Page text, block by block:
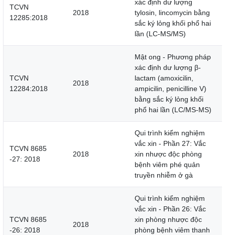
TCVN
12285:2018
2018
xác định dư lượng
tylosin, lincomycin bằng
sắc ký lỏng khối phổ hai
lần (LC-MS/MS)
TCVN
12284:2018
2018
Mật ong - Phương pháp
xác định dư lượng β-
lactam (amoxicilin,
ampicilin, penicilline V)
bằng sắc ký lỏng khối
phổ hai lần (LC/MS-MS)
TCVN 8685
-27: 2018
2018
Qui trình kiểm nghiệm
vắc xin - Phần 27: Vắc
xin nhược độc phòng
bệnh viêm phé quản
truyền nhiễm ở gà
TCVN 8685
-26: 2018
2018
Qui trình kiểm nghiệm
vắc xin - Phần 26: Vắc
xin phòng nhược độc
phòng bệnh viêm thanh